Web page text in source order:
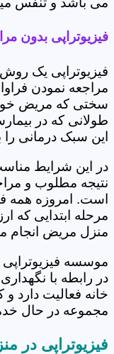
فیزیوتراپی بدون
فیزیوتراپی یک
مراجعه نمودن
سختی که مریض
طولانی که در
این سبک درمانی
در این شرایط
نتیجه مطلوب و
است. امروزه همه
مرحله ابتدایی که
منزل مریض انجام
موسسه
در رابطه با
خانه فعالیت دارد
مجموعه در حال
فیزیوتراپی در